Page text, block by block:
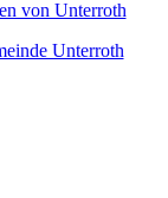
Unterroth